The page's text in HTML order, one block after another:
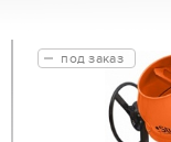
под заказ